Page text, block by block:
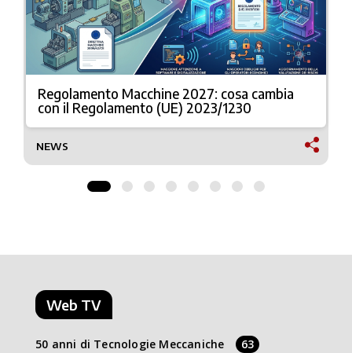
Regolamento Macchine 2027: cosa cambia
con il Regolamento (UE) 2023/1230
NEWS
Web TV
50 anni di Tecnologie Meccaniche 63